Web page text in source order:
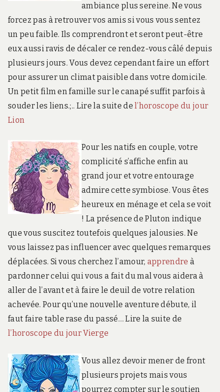
ambiance plus sereine. Ne vous
forcez pas à retrouver vos amis si vous vous sentez
un peu faible. Ils comprendront et seront peut-être
eux aussi ravis de décaler ce rendez-vous câlé depuis
plusieurs jours. Vous devez cependant faire un effort
pour assurer un climat paisible dans votre domicile.
Un petit film en famille sur le canapé suffit parfois à
souder les liens.;.. Lire la suite del’horoscope du jour
Lion
Pour les natifs en couple, votre
complicité s’affiche enfin au
grand jour et votre entourage
admire cette symbiose. Vous êtes
heureux en ménage et cela se voit
! La présence de Pluton indique
que vous suscitez toutefois quelques jalousies. Ne
vous laissez pas influencer avec quelques remarques
déplacées. Si vous cherchez l’amour, apprendre à
pardonner celui qui vous a fait du mal vous aidera à
aller de l’avant et à faire le deuil de votre relation
achevée. Pour qu’une nouvelle aventure débute, il
faut faire table rase du passé… Lire la suite de
l’horoscope du jour Vierge
Vous allez devoir mener de front
plusieurs projets mais vous
pourrez compter sur le soutien